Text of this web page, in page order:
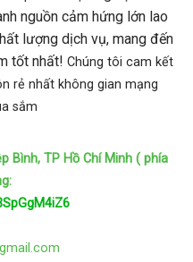
nguồn cảm hứng lớn lao
lượng dịch vụ, mang đến
tốt nhất! Chúng tôi cam kết
rẻ nhất không gian mạng
sắm
Bình, TP Hồ Chí Minh ( phía